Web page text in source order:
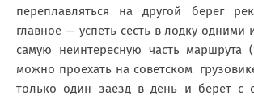
переплавляться на другой берег
главное — успеть сесть в лодку одними
самую неинтересную часть маршрута
можно проехать на советском
только один заезд в день и берет с